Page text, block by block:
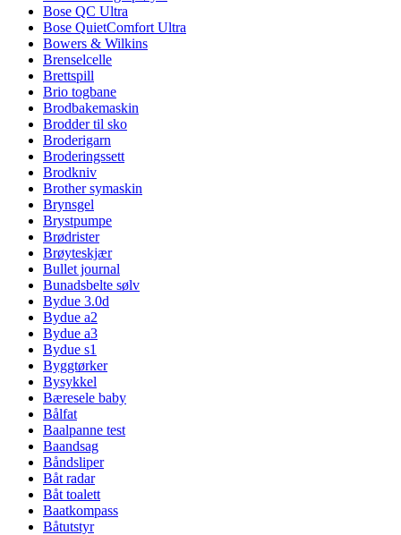
Bose QC Ultra
Bose QuietComfort Ultra
Bowers & Wilkins
Brenselcelle
Brettspill
Brio togbane
Brodbakemaskin
Brodder til sko
Broderigarn
Broderingssett
Brodkniv
Brother symaskin
Brynsgel
Brystpumpe
Brødrister
Brøyteskjær
Bullet journal
Bunadsbelte sølv
Bydue 3.0d
Bydue a2
Bydue a3
Bydue s1
Byggtørker
Bysykkel
Bæresele baby
Bålfat
Baalpanne test
Baandsag
Båndsliper
Båt radar
Båt toalett
Baatkompass
Båtutstyr